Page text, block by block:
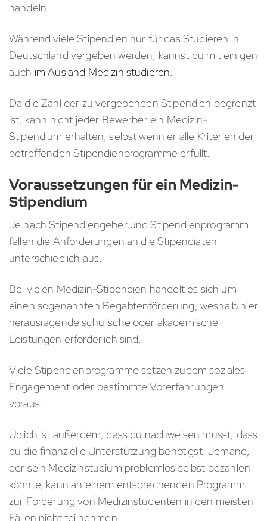
handeln.
Während viele Stipendien nur für das Studieren in
Deutschland vergeben werden, kannst du mit einigen
auch im Ausland Medizin studieren.
Da die Zahl der zu vergebenden Stipendien begrenzt
ist, kann nicht jeder Bewerber ein Medizin-
Stipendium erhalten, selbst wenn er alle Kriterien der
betreffenden Stipendienprogramme erfüllt.
Voraussetzungen für ein Medizin-
Stipendium
Je nach Stipendiengeber und Stipendienprogramm
fallen die Anforderungen an die Stipendiaten
unterschiedlich aus.
Bei vielen Medizin-Stipendien handelt es sich um
einen sogenannten Begabtenförderung, weshalb hier
herausragende schulische oder akademische
Leistungen erforderlich sind.
Viele Stipendienprogramme setzen zudem soziales
Engagement oder bestimmte Vorerfahrungen
voraus.
Üblich ist außerdem, dass du nachweisen musst, dass
du die finanzielle Unterstützung benötigst. Jemand,
der sein Medizinstudium problemlos selbst bezahlen
könnte, kann an einem entsprechenden Programm
zur Förderung von Medizinstudenten in den meisten
Fällen nicht teilnehmen.